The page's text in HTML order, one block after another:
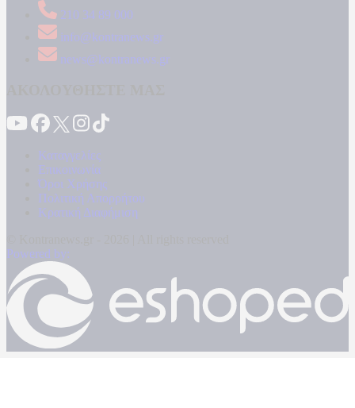
210 34 89 000
info@kontranews.gr
news@kontranews.gr
Καταγγελίες
Επικοινωνία
Όροι Χρήσης
Πολιτική Απορρήτου
Κρατική Διαφήμιση
Powered by: